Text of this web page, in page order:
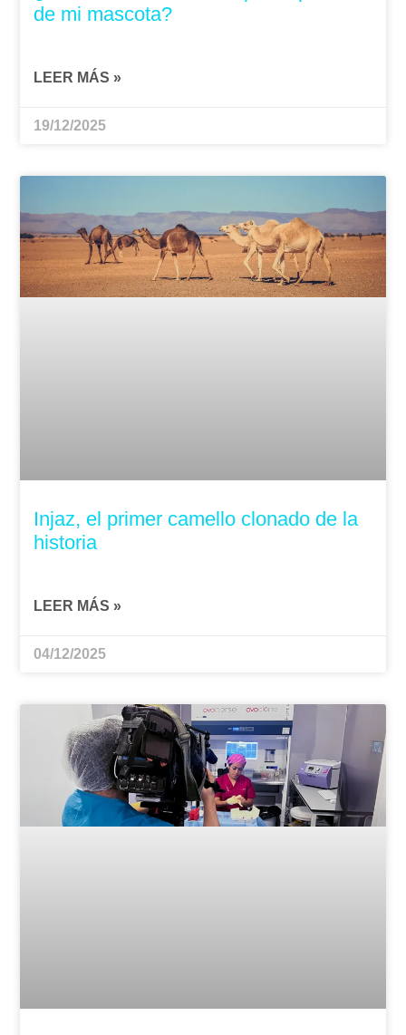
de mi mascota?
LEER MÁS »
19/12/2025
Injaz, el primer camello clonado de la
historia
LEER MÁS »
04/12/2025